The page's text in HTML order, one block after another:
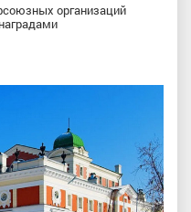
организаций